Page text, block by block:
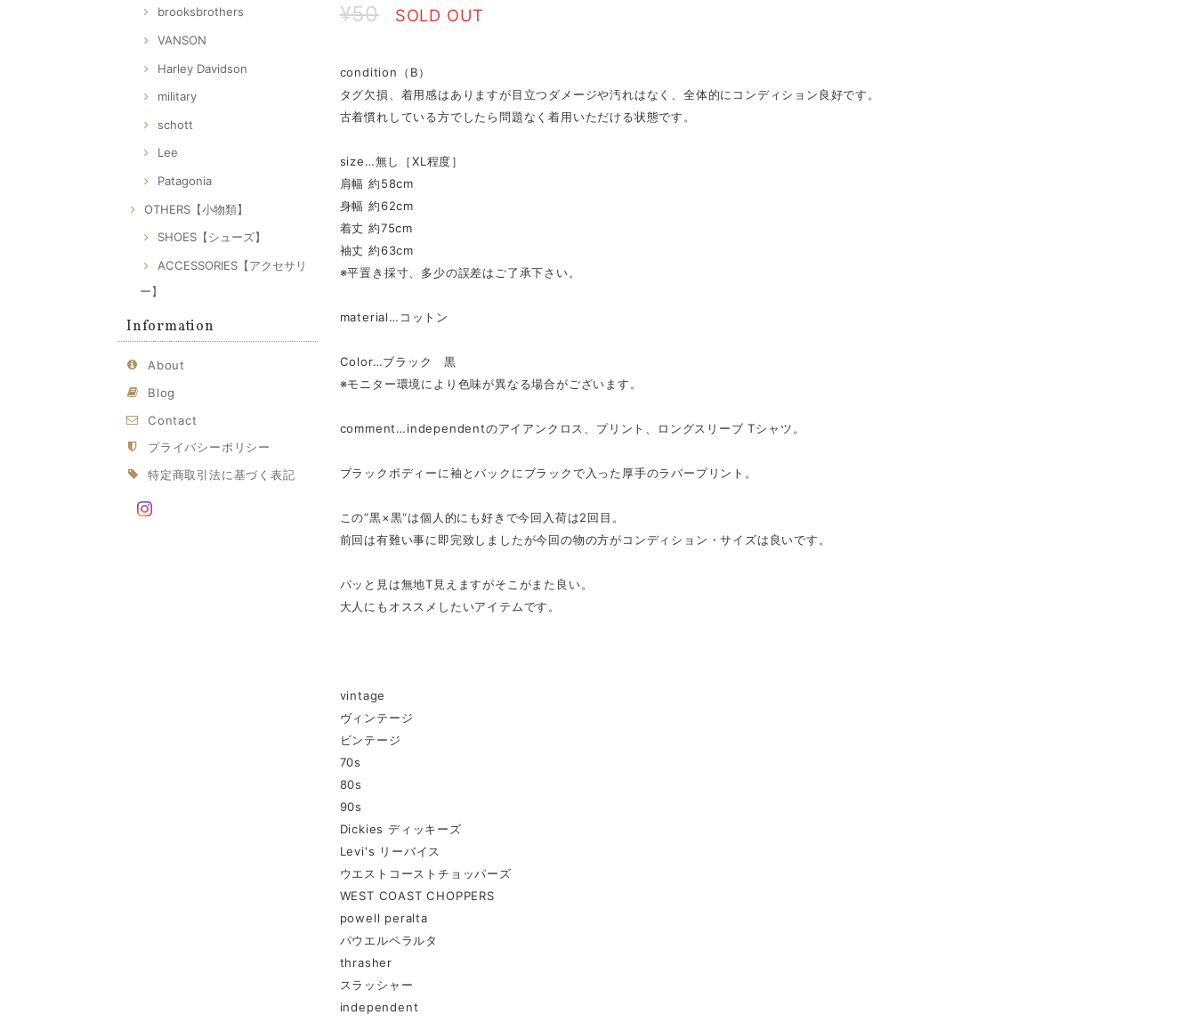
brooksbrothers
VANSON
Harley Davidson
military
schott
Lee
Patagonia
OTHERS【小物類】
SHOES【シューズ】
ACCESSORIES【アクセサリ
ー】
Information
About
Blog
Contact
プライバシーポリシー
特定商取引法に基づく表記
¥50 SOLD OUT
condition（B）
タグ欠損、着用感はありますが目立つダメージや汚れはなく、全体的にコンディション良好です。
古着慣れしている方でしたら問題なく着用いただける状態です。
size…無し［XL程度］
肩幅 約58cm
身幅 約62cm
着丈 約75cm
袖丈 約63cm
※平置き採寸、多少の誤差はご了承下さい。
material…コットン
Color…ブラック 黒
※モニター環境により色味が異なる場合がございます。
comment…independentのアイアンクロス、プリント、ロングスリーブ Tシャツ。
ブラックボディーに袖とバックにブラックで入った厚手のラバープリント。
この“黒×黒“は個人的にも好きで今回入荷は2回目。
前回は有難い事に即完致しましたが今回の物の方がコンディション・サイズは良いです。
パッと見は無地T見えますがそこがまた良い。
大人にもオススメしたいアイテムです。
vintage
ヴィンテージ
ビンテージ
70s
80s
90s
Dickies ディッキーズ
Levi's リーバイス
ウエストコーストチョッパーズ
WEST COAST CHOPPERS
powell peralta
パウエルペラルタ
thrasher
スラッシャー
independent